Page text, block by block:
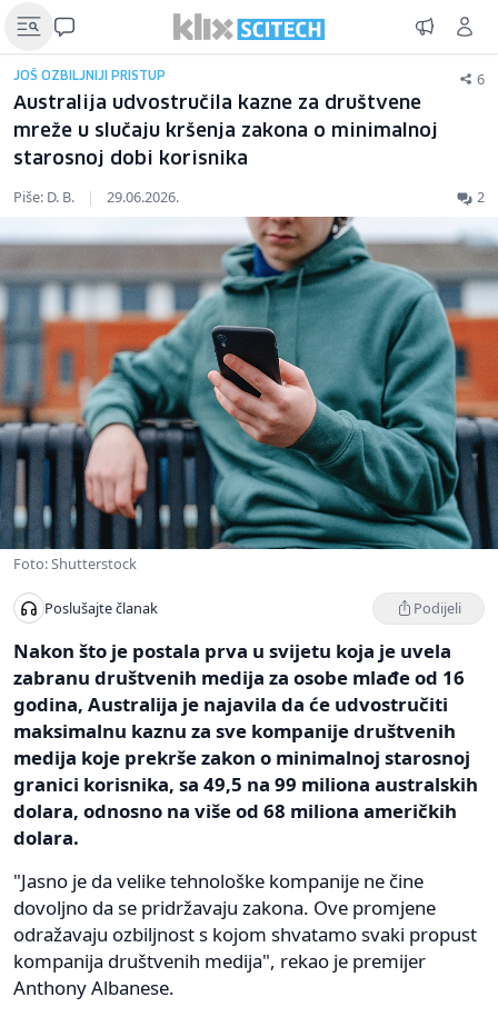
JOŠ OZBILJNIJI PRISTUP 6
Australija udvostručila kazne za društvene
mreže u slučaju kršenja zakona o minimalnoj
starosnoj dobi korisnika
Piše: D. B. | 29.06.2026. 2
Foto: Shutterstock
Poslušajte članak Podijeli
Nakon što je postala prva u svijetu koja je uvela
zabranu društvenih medija za osobe mlađe od 16
godina, Australija je najavila da će udvostručiti
maksimalnu kaznu za sve kompanije društvenih
medija koje prekrše zakon o minimalnoj starosnoj
granici korisnika, sa 49,5 na 99 miliona australskih
dolara, odnosno na više od 68 miliona američkih
dolara.
"Jasno je da velike tehnološke kompanije ne čine
dovoljno da se pridržavaju zakona. Ove promjene
odražavaju ozbiljnost s kojom shvatamo svaki propust
kompanija društvenih medija", rekao je premijer
Anthony Albanese.